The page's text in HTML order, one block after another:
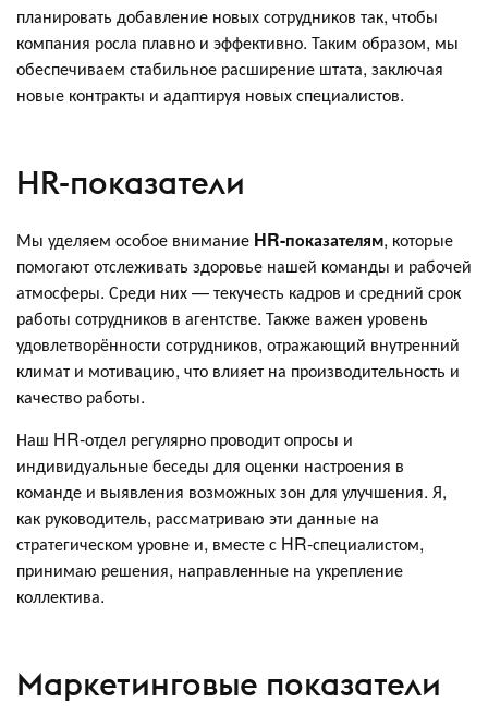
планировать добавление новых сотрудников так, чтобы
компания росла плавно и эффективно. Таким образом, мы
обеспечиваем стабильное расширение штата, заключая
новые контракты и адаптируя новых специалистов.
HR-показатели
Мы уделяем особое внимание HR-показателям, которые
помогают отслеживать здоровье нашей команды и рабочей
атмосферы. Среди них — текучесть кадров и средний срок
работы сотрудников в агентстве. Также важен уровень
удовлетворённости сотрудников, отражающий внутренний
климат и мотивацию, что влияет на производительность и
качество работы.
Наш HR-отдел регулярно проводит опросы и
индивидуальные беседы для оценки настроения в
команде и выявления возможных зон для улучшения. Я,
как руководитель, рассматриваю эти данные на
стратегическом уровне и, вместе с HR-специалистом,
принимаю решения, направленные на укрепление
коллектива.
Маркетинговые показатели